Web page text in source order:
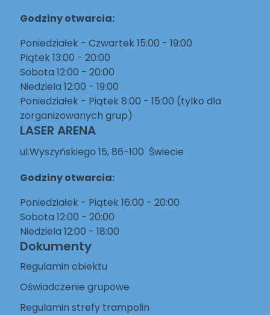
Godziny otwarcia:
Poniedziałek - Czwartek 15:00 - 19:00
Piątek 13:00 - 20:00
Sobota 12:00 - 20:00
Niedziela 12:00 - 19:00
Poniedziałek - Piątek 8:00 - 15:00 (tylko dla
zorganizowanych grup)
LASER ARENA
ul.Wyszyńskiego 15, 86-100 Świecie
Godziny otwarcia:
Poniedziałek - Piątek 16:00 - 20:00
Sobota 12:00 - 20:00
Niedziela 12:00 - 18:00
Dokumenty
Regulamin obiektu
Oświadczenie grupowe
Regulamin strefy trampolin